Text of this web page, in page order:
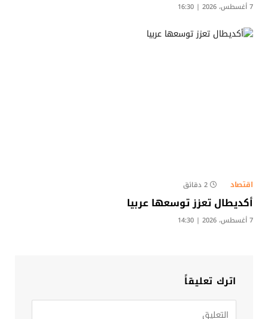
7 أغسطس، 2026 | 16:30
اقتصاد 2 دقائق
أكديطال تعزز توسعها عربيا
7 أغسطس، 2026 | 14:30
اترك تعليقاً